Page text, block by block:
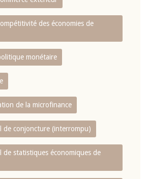
des économies de
monétaire
de la microfinance
de conjoncture (interrompu)
de statistiques économiques de